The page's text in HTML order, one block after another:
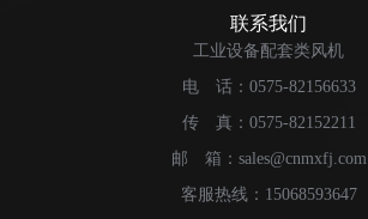
联系我们
工业设备配套类风机
电 话：0575-82156633
传 真：0575-82152211
邮 箱：sales@cnmxfj.com
客服热线：15068593647